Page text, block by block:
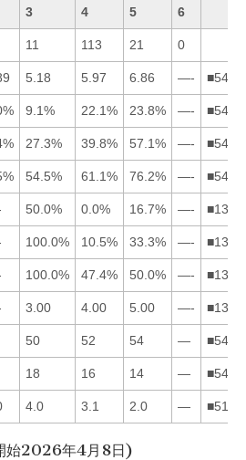
3 4 5 6
11 113 21 0
5.18 5.97 6.86 —-
9.1% 22.1% 23.8% —-
27.3% 39.8% 57.1% —-
54.5% 61.1% 76.2% —-
50.0% 0.0% 16.7% —-
100.0% 10.5% 33.3% —-
100.0% 47.4% 50.0% —-
3.00 4.00 5.00 —-
50 52 54 —
18 16 14 —
4.0 3.1 2.0 —
始2026年4月8日)